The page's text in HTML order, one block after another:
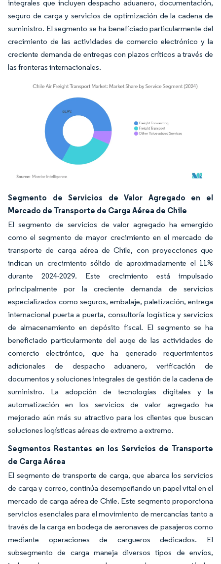
integrales que incluyen despacho aduanero, documentación,
seguro de carga y servicios de optimización de la cadena de
suministro. El segmento se ha beneficiado particularmente del
crecimiento de las actividades de comercio electrónico y la
creciente demanda de entregas con plazos críticos a través de
las fronteras internacionales.
Imagen © Mordor Intelligence. El uso requiere atribución según CC BY 4.0.
Segmento de Servicios de Valor Agregado en el
Mercado de Transporte de Carga Aérea de Chile
El segmento de servicios de valor agregado ha emergido
como el segmento de mayor crecimiento en el mercado de
transporte de carga aérea de Chile, con proyecciones que
indican un crecimiento sólido de aproximadamente el 11%
durante 2024-2029. Este crecimiento está impulsado
principalmente por la creciente demanda de servicios
especializados como seguros, embalaje, paletización, entrega
internacional puerta a puerta, consultoría logística y servicios
de almacenamiento en depósito fiscal. El segmento se ha
beneficiado particularmente del auge de las actividades de
comercio electrónico, que ha generado requerimientos
adicionales de despacho aduanero, verificación de
documentos y soluciones integrales de gestión de la cadena de
suministro. La adopción de tecnologías digitales y la
automatización en los servicios de valor agregado ha
mejorado aún más su atractivo para los clientes que buscan
soluciones logísticas aéreas de extremo a extremo.
Segmentos Restantes en los Servicios de Transporte
de Carga Aérea
El segmento de transporte de carga, que abarca los servicios
de carga y correo, continúa desempeñando un papel vital en el
mercado de carga aérea de Chile. Este segmento proporciona
servicios esenciales para el movimiento de mercancías tanto a
través de la carga en bodega de aeronaves de pasajeros como
mediante operaciones de cargueros dedicados. El
subsegmento de carga maneja diversos tipos de envíos,